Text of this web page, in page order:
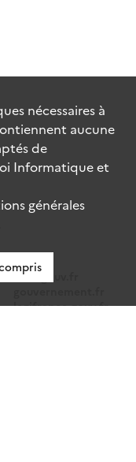
data.gouv.fr
legifrance.gouv.fr
nécessaires à
aucune
de
Informatique et
générales